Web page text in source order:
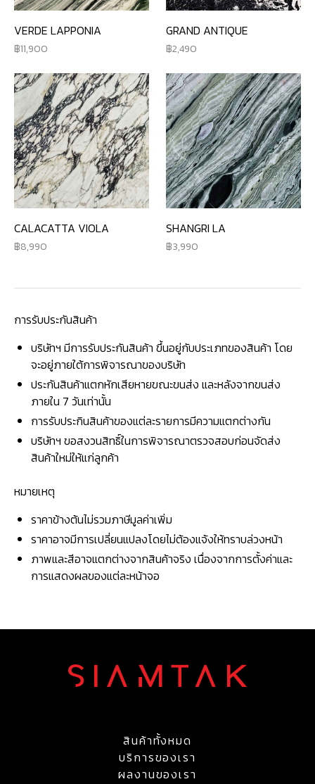
VERDE LAPPONIA
11,900
GRAND ANTIQUE
2,490
CALACATTA VIOLA
8,990
SHANGRI LA
3,990
การรับประกันสินค้า
บริษัทฯ มีการรับประกันสินค้า ขึ้นอยู่กับประเภทของสินค้า โดย
จะอยู่ภายใต้การพิจารณาของบริษัท
ประกันสินค้าแตกหักเสียหายขณะขนส่ง และหลังจากขนส่ง
ภายใน 7 วันเท่านั้น
การรับประกินสินค้าของแต่ละรายการมีความแตกต่างกัน
บริษัทฯ ขอสงวนสิทธิ์ในการพิจารณาตรวจสอบก่อนจัดส่ง
สินค้าใหม่ให้แก่ลูกค้า
หมายเหตุ
ราคาข้างต้นไม่รวมภาษีมูลค่าเพิ่ม
ราคาอาจมีการเปลี่ยนแปลงโดยไม่ต้องแจ้งให้ทราบล่วงหน้า
ภาพและสีอาจแตกต่างจากสินค้าจริง เนื่องจากการตั้งค่าและ
การแสดงผลของแต่ละหน้าจอ
สินค้าทั้งหมด
บริการของเรา
ผลงานของเรา